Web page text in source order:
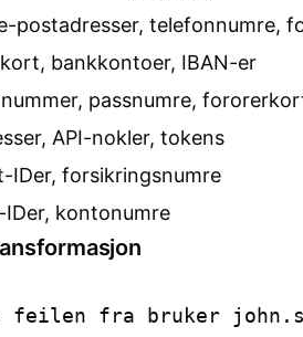
postadresser, telefonnumre,
bankkontoer, IBAN-er
passnumre,
API-nokler, tokens
IDer, forsikringsnumre
kontonumre
feilen fra bruker